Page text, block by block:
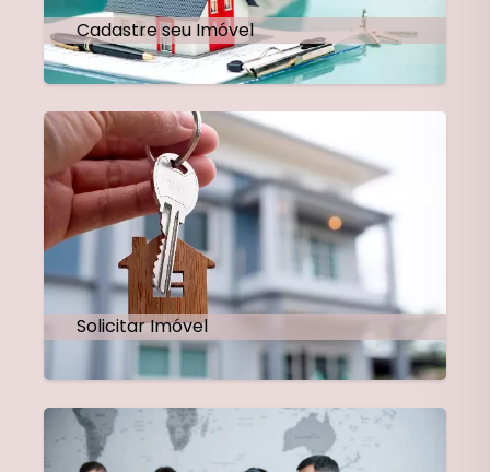
Cadastre seu Imóvel
Solicitar Imóvel